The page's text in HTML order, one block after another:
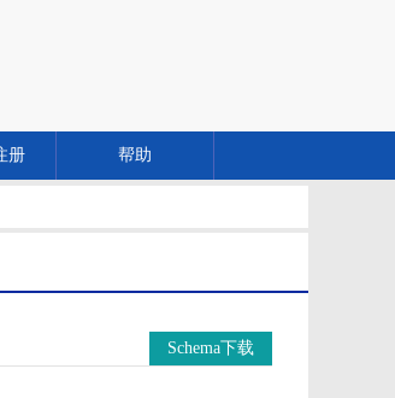
册 帮助
Schema下载